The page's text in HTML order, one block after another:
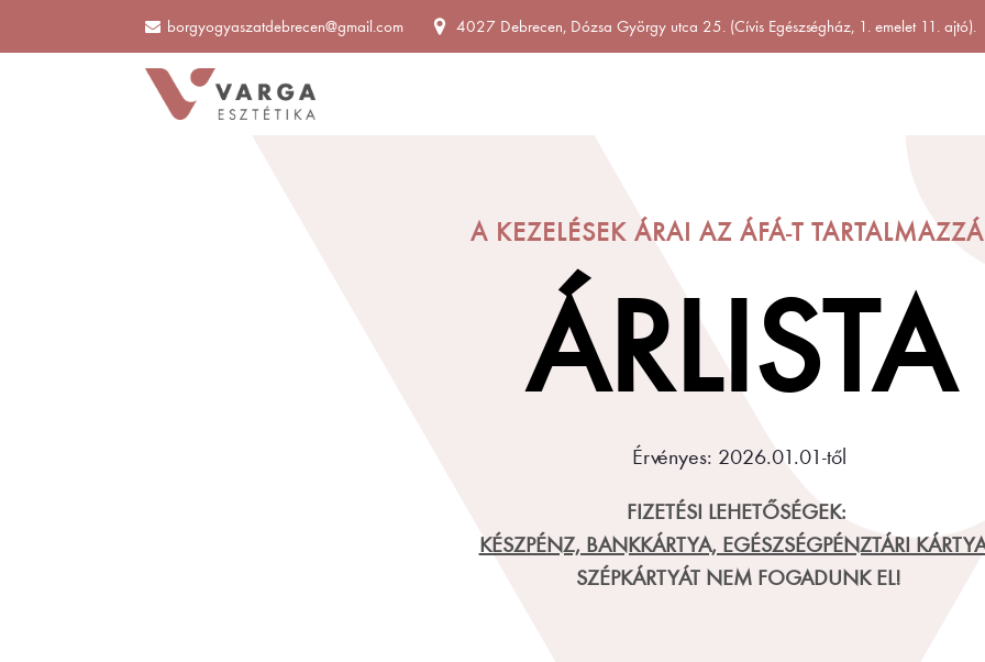
borgyogyaszatdebrecen@gmail.com 4027 Debrecen, Dózsa György utca 25. (Cívis Egészségház, 1. emelet 11. ajtó).
A KEZELÉSEK ÁRAI AZ ÁFÁ-T
ÁRLISTA
Érvényes: 2026.01.01-től
FIZETÉSI LEHETŐSÉGEK:
KÉSZPÉNZ, BANKKÁRTYA, EGÉSZSÉGPÉNZTÁRI
SZÉPKÁRTYÁT NEM FOGADUNK EL!